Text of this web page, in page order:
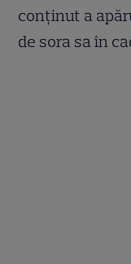
conținut a
de sora sa în